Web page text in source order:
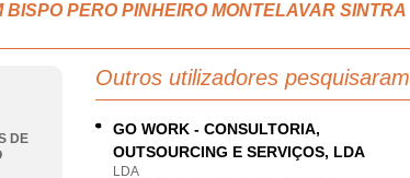
PERO PINHEIRO MONTELAVAR SINTRA
DE
Outros utilizadores pesquisaram
GO WORK - CONSULTORIA,
OUTSOURCING E SERVIÇOS, LDA
LDA